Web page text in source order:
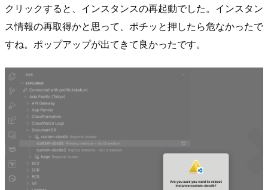
クリックすると、インスタンスの再起動でした。インスタン
ス情報の再取得かと思って、ポチッと押したら危なかったで
すね。ポップアップが出てきて良かったです。